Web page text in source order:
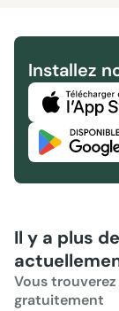
Installez
Il y a plus
Vous
gratuitement